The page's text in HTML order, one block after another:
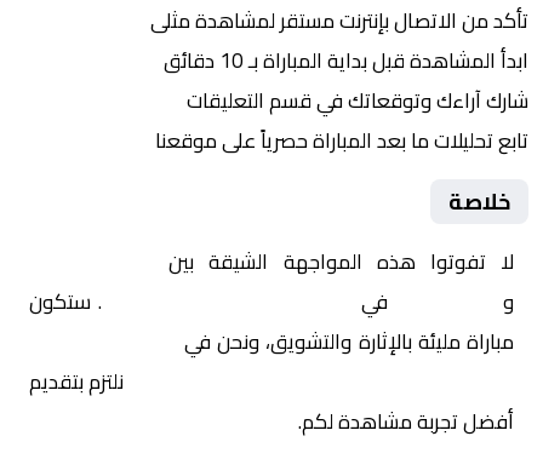
تأكد من الاتصال بإنترنت مستقر لمشاهدة مثلى
ابدأ المشاهدة قبل بداية المباراة بـ 10 دقائق
شارك آراءك وتوقعاتك في قسم التعليقات
تابع تحليلات ما بعد المباراة حصرياً على موقعنا
خلاصة
لا تفوتوا هذه المواجهة الشيقة بين
والإسماعيلي في
. ستكون
مباراة مليئة بالإثارة والتشويق، ونحن في
نلتزم بتقديم
أفضل تجربة مشاهدة لكم.